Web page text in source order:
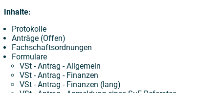
Inhalte:
Protokolle
Anträge (Offen)
Fachschaftsordnungen
Formulare
VSt - Antrag - Allgemein
VSt - Antrag - Finanzen
VSt - Antrag - Finanzen (lang)